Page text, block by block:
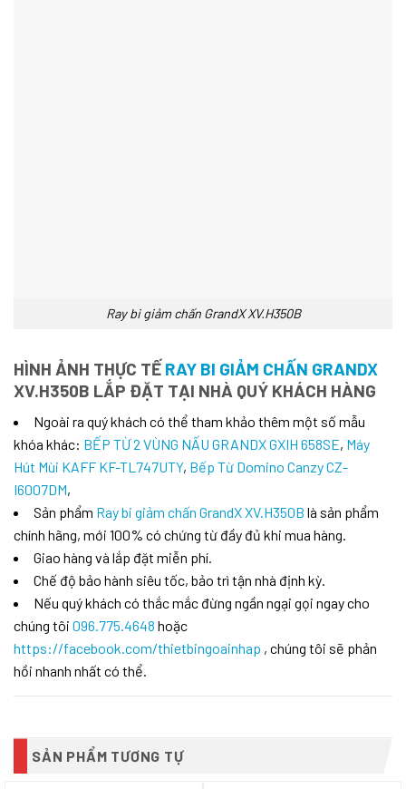
Ray bi giảm chấn GrandX XV.H350B
HÌNH ẢNH THỰC TẾ RAY BI GIẢM CHẤN GRANDX
XV.H350B LẮP ĐẶT TẠI NHÀ QUÝ KHÁCH HÀNG
Ngoài ra quý khách có thể tham khảo thêm một số mẫu
khóa khác: BẾP TỪ 2 VÙNG NẤU GRANDX GXIH 658SE, Máy
Hút Mùi KAFF KF-TL747UTY, Bếp Từ Domino Canzy CZ-
I6007DM,
Sản phẩm Ray bi giảm chấn GrandX XV.H350B là sản phẩm
chính hãng, mới 100% có chứng từ đầy đủ khi mua hàng.
Giao hàng và lắp đặt miễn phí.
Chế độ bảo hành siêu tốc, bảo trì tận nhà định kỳ.
Nếu quý khách có thắc mắc đừng ngần ngại gọi ngay cho
chúng tôi 096.775.4648 hoặc
https://facebook.com/thietbingoainhap , chúng tôi sẽ phản
hồi nhanh nhất có thể.
SẢN PHẨM TƯƠNG TỰ